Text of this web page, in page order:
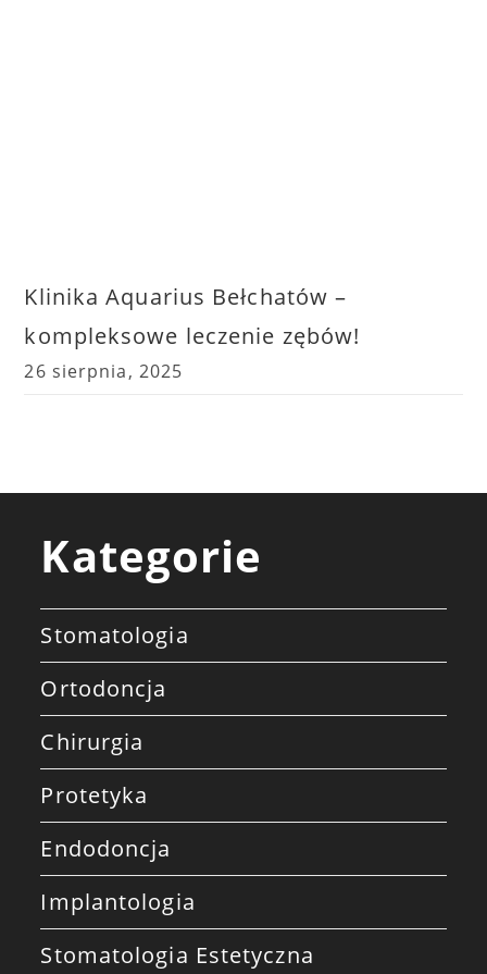
Klinika Aquarius Bełchatów –
kompleksowe leczenie zębów!
26 sierpnia, 2025
Kategorie
Stomatologia
Ortodoncja
Chirurgia
Protetyka
Endodoncja
Implantologia
Stomatologia Estetyczna